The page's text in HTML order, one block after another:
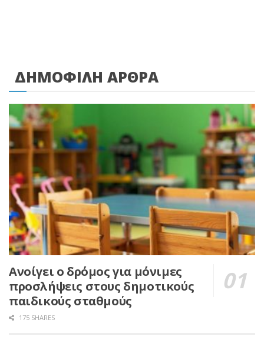
ΔΗΜΟΦΙΛΗ ΑΡΘΡΑ
Ανοίγει ο δρόμος για μόνιμες
προσλήψεις στους δημοτικούς
παιδικούς σταθμούς
175 SHARES